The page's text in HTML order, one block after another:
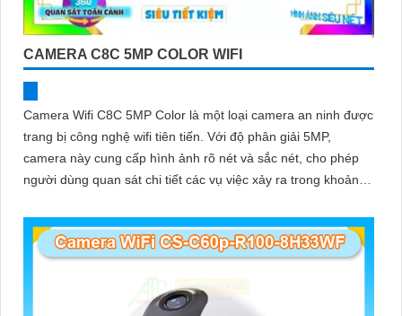
CAMERA C8C 5MP COLOR WIFI
Camera Wifi C8C 5MP Color là một loại camera an ninh được
trang bị công nghệ wifi tiên tiến. Với độ phân giải 5MP,
camera này cung cấp hình ảnh rõ nét và sắc nét, cho phép
người dùng quan sát chi tiết các vụ việc xảy ra trong khoảng